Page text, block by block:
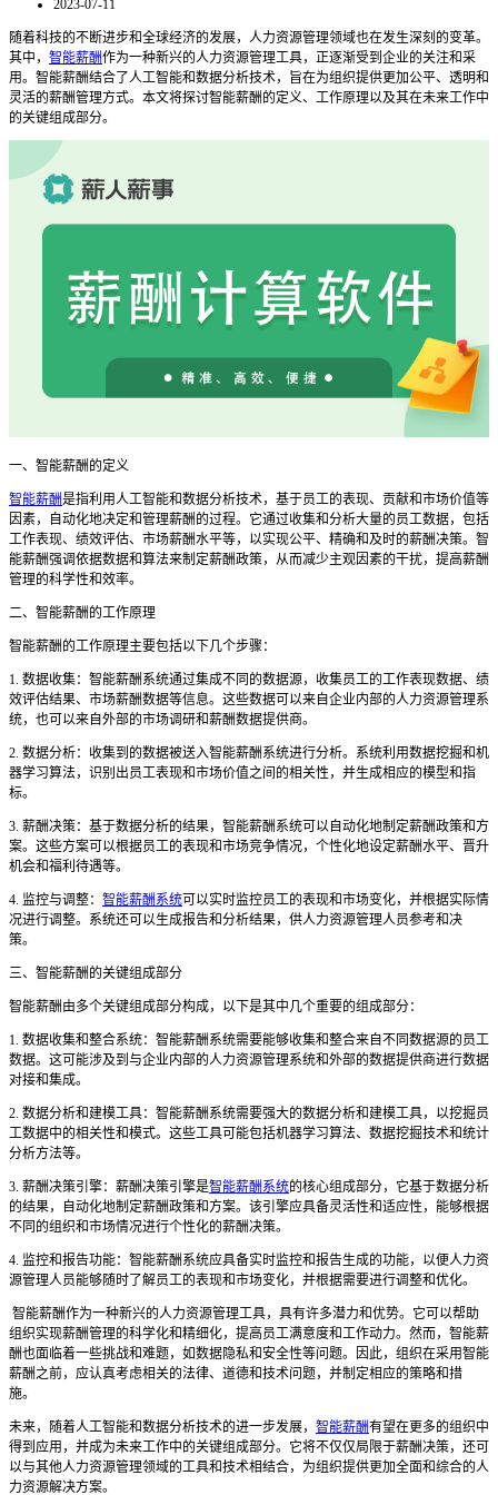
2023-07-11
随着科技的不断进步和全球经济的发展，人力资源管理领域也在发生深刻的变革。
其中， 智能薪酬作为一种新兴的人力资源管理工具，正逐渐受到企业的关注和采
用。智能薪酬结合了人工智能和数据分析技术，旨在为组织提供更加公平、透明和
灵活的薪酬管理方式。本文将探讨智能薪酬的定义、工作原理以及其在未来工作中
的关键组成部分。
一、智能薪酬的定义
智能薪酬是指利用人工智能和数据分析技术，基于员工的表现、贡献和市场价值等
因素，自动化地决定和管理薪酬的过程。它通过收集和分析大量的员工数据，包括
工作表现、绩效评估、市场薪酬水平等，以实现公平、精确和及时的薪酬决策。智
能薪酬强调依据数据和算法来制定薪酬政策，从而减少主观因素的干扰，提高薪酬
管理的科学性和效率。
二、智能薪酬的工作原理
智能薪酬的工作原理主要包括以下几个步骤：
1. 数据收集：智能薪酬系统通过集成不同的数据源，收集员工的工作表现数据、绩
效评估结果、市场薪酬数据等信息。这些数据可以来自企业内部的人力资源管理系
统，也可以来自外部的市场调研和薪酬数据提供商。
2. 数据分析：收集到的数据被送入智能薪酬系统进行分析。系统利用数据挖掘和机
器学习算法，识别出员工表现和市场价值之间的相关性，并生成相应的模型和指
标。
3. 薪酬决策：基于数据分析的结果，智能薪酬系统可以自动化地制定薪酬政策和方
案。这些方案可以根据员工的表现和市场竞争情况，个性化地设定薪酬水平、晋升
机会和福利待遇等。
4. 监控与调整： 智能薪酬系统可以实时监控员工的表现和市场变化，并根据实际情
况进行调整。系统还可以生成报告和分析结果，供人力资源管理人员参考和决
策。
三、智能薪酬的关键组成部分
智能薪酬由多个关键组成部分构成，以下是其中几个重要的组成部分：
1. 数据收集和整合系统：智能薪酬系统需要能够收集和整合来自不同数据源的员工
数据。这可能涉及到与企业内部的人力资源管理系统和外部的数据提供商进行数据
对接和集成。
2. 数据分析和建模工具：智能薪酬系统需要强大的数据分析和建模工具，以挖掘员
工数据中的相关性和模式。这些工具可能包括机器学习算法、数据挖掘技术和统计
分析方法等。
3. 薪酬决策引擎：薪酬决策引擎是智能薪酬系统的核心组成部分，它基于数据分析
的结果，自动化地制定薪酬政策和方案。该引擎应具备灵活性和适应性，能够根据
不同的组织和市场情况进行个性化的薪酬决策。
4. 监控和报告功能：智能薪酬系统应具备实时监控和报告生成的功能，以便人力资
源管理人员能够随时了解员工的表现和市场变化，并根据需要进行调整和优化。
智能薪酬作为一种新兴的人力资源管理工具，具有许多潜力和优势。它可以帮助
组织实现薪酬管理的科学化和精细化，提高员工满意度和工作动力。然而，智能薪
酬也面临着一些挑战和难题，如数据隐私和安全性等问题。因此，组织在采用智能
薪酬之前，应认真考虑相关的法律、道德和技术问题，并制定相应的策略和措
施。
未来，随着人工智能和数据分析技术的进一步发展， 智能薪酬有望在更多的组织中
得到应用，并成为未来工作中的关键组成部分。它将不仅仅局限于薪酬决策，还可
以与其他人力资源管理领域的工具和技术相结合，为组织提供更加全面和综合的人
力资源解决方案。